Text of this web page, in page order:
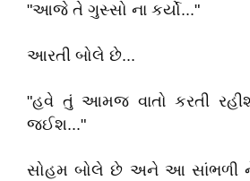
"આજે તે ગુસ્સો ના કર્યો..."
આરતી બોલે છે...
"હવે તું આમજ વાતો કરતી
જઈશ..."
સોહમ બોલે છે અને આ સાંભળી